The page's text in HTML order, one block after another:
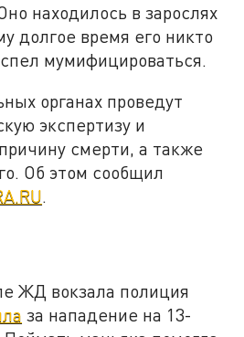
находилось в зарослях
долгое время его никто
мумифицироваться.
органах проведут
экспертизу и
смерти, а также
Об этом сообщил
.
ЖД вокзала полиция
за нападение на 13-